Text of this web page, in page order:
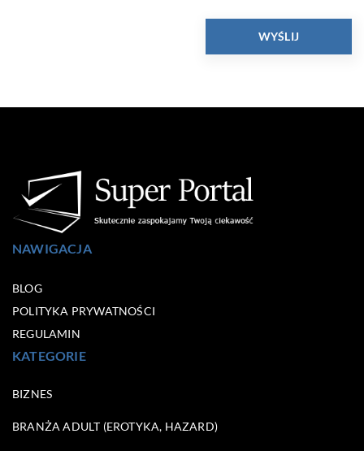
NAWIGACJA
BLOG
POLITYKA PRYWATNOŚCI
REGULAMIN
KATEGORIE
BIZNES
BRANŻA ADULT (EROTYKA, HAZARD)